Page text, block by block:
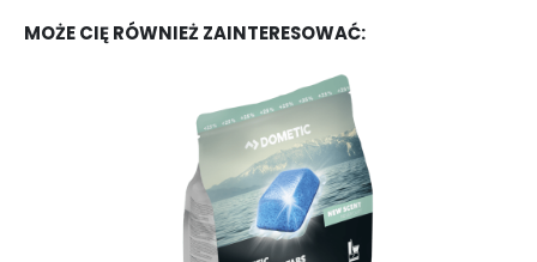
MOŻE CIĘ RÓWNIEŻ ZAINTERESOWAĆ: